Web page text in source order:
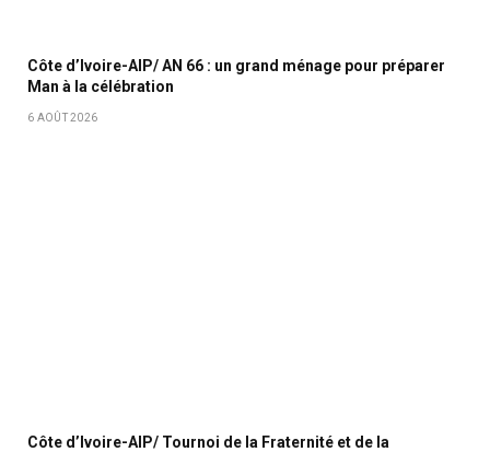
Côte d’Ivoire-AIP/ AN 66 : un grand ménage pour préparer
Man à la célébration
6 AOÛT 2026
Côte d’Ivoire-AIP/ Tournoi de la Fraternité et de la